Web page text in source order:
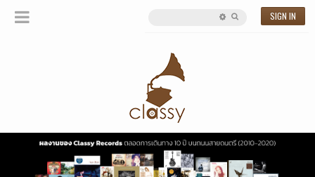
SIGN IN